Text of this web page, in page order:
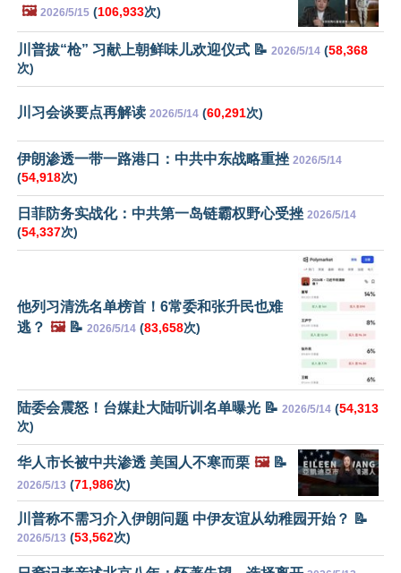
🖼️ 2026/5/15 (106,933次)
川普拔“枪” 习献上朝鲜味儿欢迎仪式 📝 2026/5/14 (58,368
次)
川习会谈要点再解读 2026/5/14 (60,291次)
伊朗渗透一带一路港口：中共中东战略重挫 2026/5/14
(54,918次)
日菲防务实战化：中共第一岛链霸权野心受挫 2026/5/14
(54,337次)
他列习清洗名单榜首！6常委和张升民也难
逃？ 🖼️📝 2026/5/14 (83,658次)
陆委会震怒！台媒赴大陆听训名单曝光 📝 2026/5/14 (54,313
次)
华人市长被中共渗透 美国人不寒而栗 🖼️📝
2026/5/13 (71,986次)
川普称不需习介入伊朗问题 中伊友谊从幼稚园开始？ 📝
2026/5/13 (53,562次)